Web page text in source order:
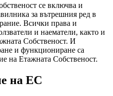
се включва и
за вътрешния ред в
Всички права и
и наематели, както и
Собственост. И
и функциониране са
на Етажната Собственост.
на ЕС